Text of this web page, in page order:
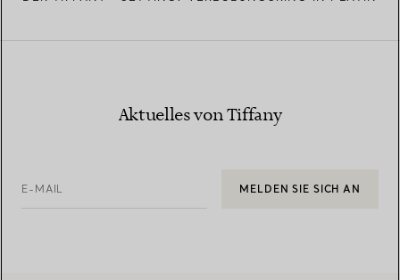
Aktuelles von Tiffany
E-MAIL MELDEN SIE SICH AN